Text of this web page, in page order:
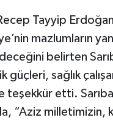
Tayyip Erdoğan
mazlumların
belirten
güçleri, sağlık
teşekkür etti.
“Aziz milletimizin,